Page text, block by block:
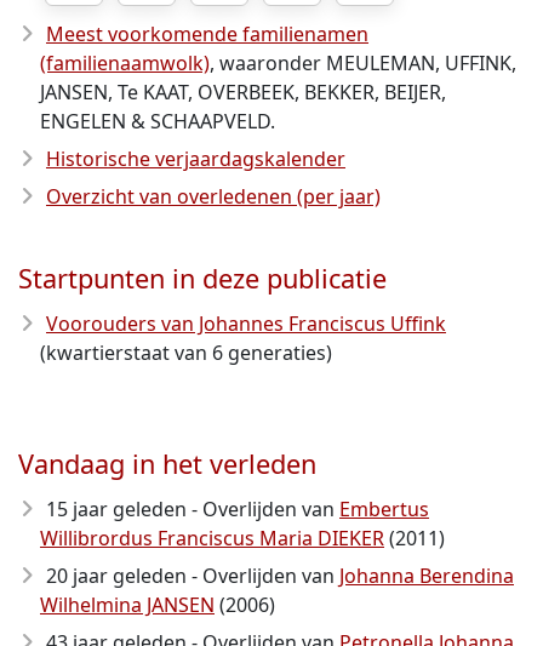
Meest voorkomende familienamen
(familienaamwolk), waaronder MEULEMAN, UFFINK,
JANSEN, Te KAAT, OVERBEEK, BEKKER, BEIJER,
ENGELEN & SCHAAPVELD.
Historische verjaardagskalender
Overzicht van overledenen (per jaar)
Startpunten in deze publicatie
Voorouders van Johannes Franciscus Uffink
(kwartierstaat van 6 generaties)
Vandaag in het verleden
15 jaar geleden - Overlijden van Embertus
Willibrordus Franciscus Maria DIEKER(2011)
20 jaar geleden - Overlijden van Johanna Berendina
Wilhelmina JANSEN (2006)